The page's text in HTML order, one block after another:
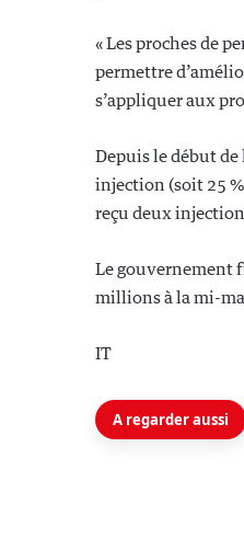
« Les proches de
permettre
s’appliquer aux
Depuis le début
injection (soit 25
reçu deux
Le gouvernement
millions à la mi-
IT
A regarder aussi